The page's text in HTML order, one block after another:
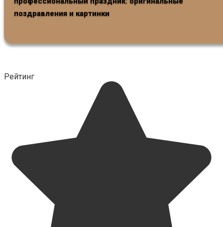
поздравления и картинки
Рейтинг